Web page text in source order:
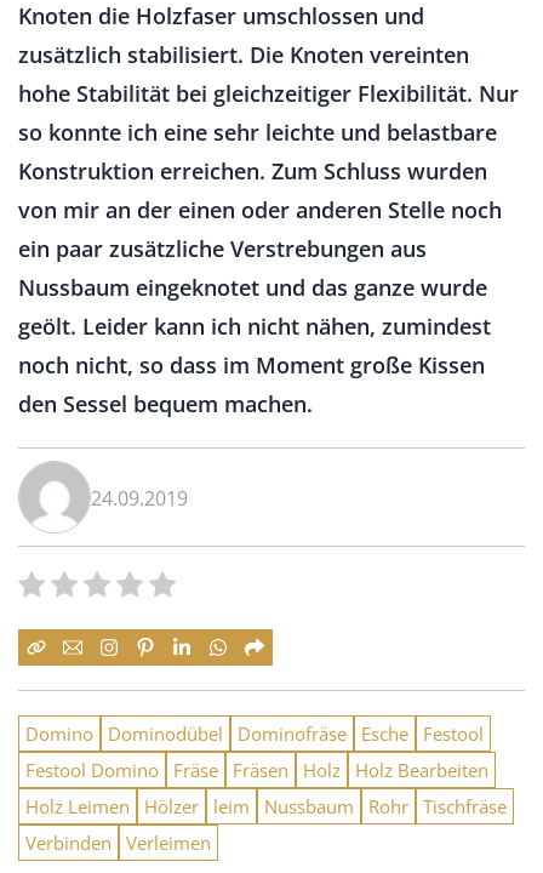
Knoten die Holzfaser umschlossen und
zusätzlich stabilisiert. Die Knoten vereinten
hohe Stabilität bei gleichzeitiger Flexibilität. Nur
so konnte ich eine sehr leichte und belastbare
Konstruktion erreichen. Zum Schluss wurden
von mir an der einen oder anderen Stelle noch
ein paar zusätzliche Verstrebungen aus
Nussbaum eingeknotet und das ganze wurde
geölt. Leider kann ich nicht nähen, zumindest
noch nicht, so dass im Moment große Kissen
den Sessel bequem machen.
24.09.2019
Domino Dominodübel Dominofräse Esche
Festool
Festool Domino
Fräse Fräsen Holz
Holz Bearbeiten
Holz Leimen
Hölzer leim Nussbaum Rohr Tischfräse
Verbinden
Verleimen